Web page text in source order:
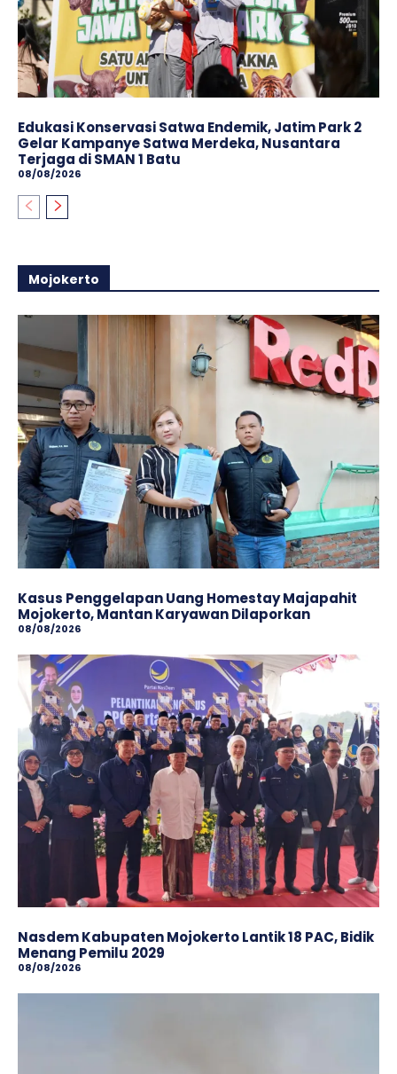
Edukasi Konservasi Satwa Endemik, Jatim Park 2
Gelar Kampanye Satwa Merdeka, Nusantara
Terjaga di SMAN 1 Batu
08/08/2026
Mojokerto
Kasus Penggelapan Uang Homestay Majapahit
Mojokerto, Mantan Karyawan Dilaporkan
08/08/2026
Nasdem Kabupaten Mojokerto Lantik 18 PAC, Bidik
Menang Pemilu 2029
08/08/2026